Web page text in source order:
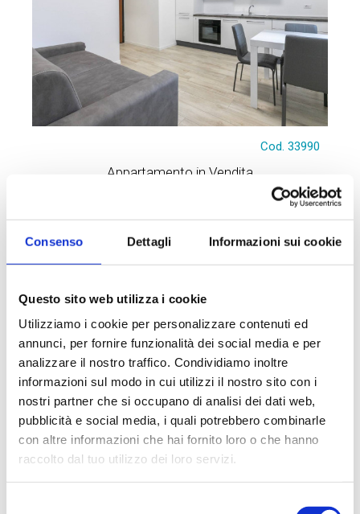
Consenso Dettagli Informazioni sui cookie
Questo sito web utilizza i cookie
Utilizziamo i cookie per personalizzare contenuti ed
annunci, per fornire funzionalità dei social media e per
analizzare il nostro traffico. Condividiamo inoltre
informazioni sul modo in cui utilizzi il nostro sito con i
nostri partner che si occupano di analisi dei dati web,
pubblicità e social media, i quali potrebbero combinarle
con altre informazioni che hai fornito loro o che hanno
raccolto dal tuo utilizzo dei loro servizi.
Cod. 33990
Appartamento in Vendita
a Milano - * Forlanini, Ortomercato, V.le Corsica
CORSICA AD.ZEMilano (MI) - Via Sanremo angolo
Via DevotoAPPARTAMENTO RISTRUTTURATO ED
35 mq 1 Camere
€ 220.000
DETTAGLI